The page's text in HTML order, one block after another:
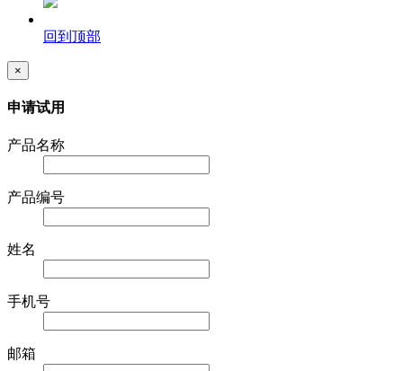
回到顶部
×
申请试用
产品名称
产品编号
姓名
手机号
邮箱